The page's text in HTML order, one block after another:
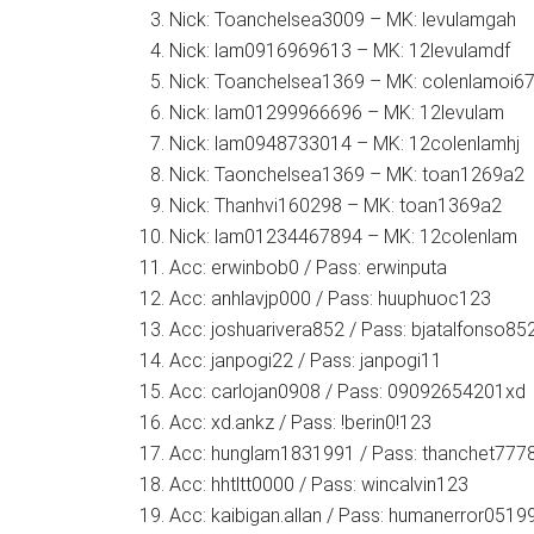
Nick: Toanchelsea3009 – MK: levulamgah
Nick: lam0916969613 – MK: 12levulamdf
Nick: Toanchelsea1369 – MK: colenlamoi67
Nick: lam01299966696 – MK: 12levulam
Nick: lam0948733014 – MK: 12colenlamhj
Nick: Taonchelsea1369 – MK: toan1269a2
Nick: Thanhvi160298 – MK: toan1369a2
Nick: lam01234467894 – MK: 12colenlam
Acc: erwinbob0 / Pass: erwinputa
Acc: anhlavjp000 / Pass: huuphuoc123
Acc: joshuarivera852 / Pass:
Acc: janpogi22 / Pass: janpogi11
Acc: carlojan0908 / Pass: 09092654201xd
Acc: xd.ankz / Pass: !berin0!123
Acc: hunglam1831991 / Pass:
Acc: hhtltt0000 / Pass: wincalvin123
Acc: kaibigan.allan / Pass: